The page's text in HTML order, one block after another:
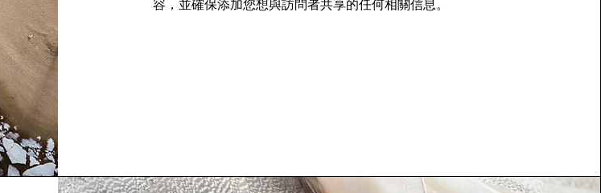
容，並確保添加您想與訪問者共享的任何相關信息。